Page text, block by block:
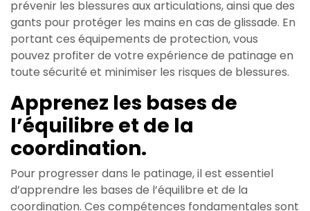
prévenir les blessures aux articulations, ainsi que des
gants pour protéger les mains en cas de glissade. En
portant ces équipements de protection, vous
pouvez profiter de votre expérience de patinage en
toute sécurité et minimiser les risques de blessures.
Apprenez les bases de
l’équilibre et de la
coordination.
Pour progresser dans le patinage, il est essentiel
d’apprendre les bases de l’équilibre et de la
coordination. Ces compétences fondamentales sont